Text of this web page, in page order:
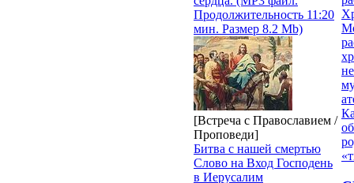
Продолжительность 11:20
мин. Размер 8.2 Mb)
[Встреча с Православием /
Проповеди]
Битва с нашей смертью
Слово на Вход Господень
в Иерусалим